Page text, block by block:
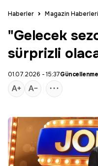
Haberler Magazin Haberleri
"Gelecek
sürprizli
01.07.2026 - 15:37